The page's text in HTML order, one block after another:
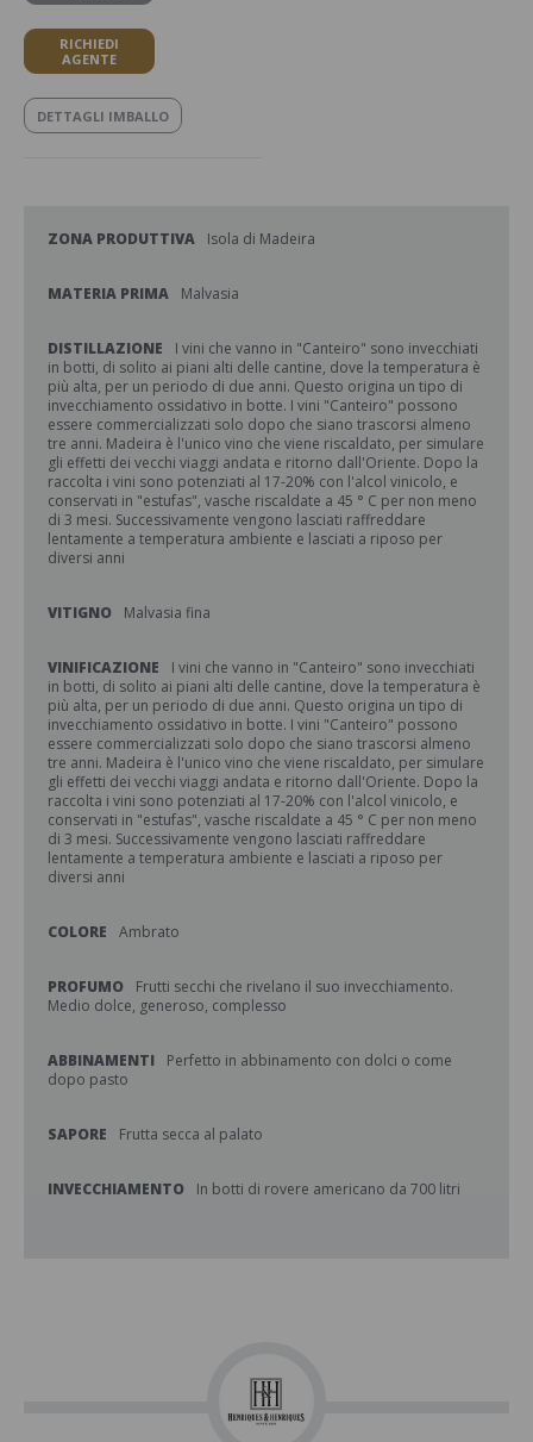
RICHIEDI
AGENTE
DETTAGLI IMBALLO
ZONA PRODUTTIVA Isola di Madeira
MATERIA PRIMA Malvasia
DISTILLAZIONE
I vini che vanno in "Canteiro" sono invecchiati
in botti, di solito ai piani alti delle cantine, dove la temperatura è
più alta, per un periodo di due anni. Questo origina un tipo di
invecchiamento ossidativo in botte. I vini "Canteiro" possono
essere commercializzati solo dopo che siano trascorsi almeno
tre anni. Madeira è l'unico vino che viene riscaldato, per simulare
gli effetti dei vecchi viaggi andata e ritorno dall'Oriente. Dopo la
raccolta i vini sono potenziati al 17-20% con l'alcol vinicolo, e
conservati in "estufas", vasche riscaldate a 45 ° C per non meno
di 3 mesi. Successivamente vengono lasciati raffreddare
lentamente a temperatura ambiente e lasciati a riposo per
diversi anni
VITIGNO Malvasia fina
VINIFICAZIONE
I vini che vanno in "Canteiro" sono invecchiati
in botti, di solito ai piani alti delle cantine, dove la temperatura è
più alta, per un periodo di due anni. Questo origina un tipo di
invecchiamento ossidativo in botte. I vini "Canteiro" possono
essere commercializzati solo dopo che siano trascorsi almeno
tre anni. Madeira è l'unico vino che viene riscaldato, per simulare
gli effetti dei vecchi viaggi andata e ritorno dall'Oriente. Dopo la
raccolta i vini sono potenziati al 17-20% con l'alcol vinicolo, e
conservati in "estufas", vasche riscaldate a 45 ° C per non meno
di 3 mesi. Successivamente vengono lasciati raffreddare
lentamente a temperatura ambiente e lasciati a riposo per
diversi anni
COLORE Ambrato
PROFUMO
Frutti secchi che rivelano il suo invecchiamento.
Medio dolce, generoso, complesso
ABBINAMENTI
Perfetto in abbinamento con dolci o come
dopo pasto
SAPORE Frutta secca al palato
INVECCHIAMENTO In botti di rovere americano da 700 litri